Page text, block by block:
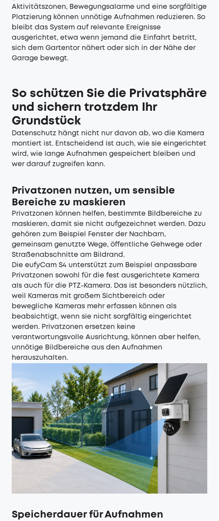
Aktivitätszonen, Bewegungsalarme und eine sorgfältige
Platzierung können unnötige Aufnahmen reduzieren. So
bleibt das System auf relevante Ereignisse
ausgerichtet, etwa wenn jemand die Einfahrt betritt,
sich dem Gartentor nähert oder sich in der Nähe der
Garage bewegt.
So schützen Sie die Privatsphäre
und sichern trotzdem Ihr
Grundstück
Datenschutz hängt nicht nur davon ab, wo die Kamera
montiert ist. Entscheidend ist auch, wie sie eingerichtet
wird, wie lange Aufnahmen gespeichert bleiben und
wer darauf zugreifen kann.
Privatzonen nutzen, um sensible
Bereiche zu maskieren
Privatzonen können helfen, bestimmte Bildbereiche zu
maskieren, damit sie nicht aufgezeichnet werden. Dazu
gehören zum Beispiel Fenster der Nachbarn,
gemeinsam genutzte Wege, öffentliche Gehwege oder
Straßenabschnitte am Bildrand.
Die eufyCam S4 unterstützt zum Beispiel anpassbare
Privatzonen sowohl für die fest ausgerichtete Kamera
als auch für die PTZ-Kamera. Das ist besonders nützlich,
weil Kameras mit großem Sichtbereich oder
bewegliche Kameras mehr erfassen können als
beabsichtigt, wenn sie nicht sorgfältig eingerichtet
werden. Privatzonen ersetzen keine
verantwortungsvolle Ausrichtung, können aber helfen,
unnötige Bildbereiche aus den Aufnahmen
herauszuhalten.
Speicherdauer für Aufnahmen